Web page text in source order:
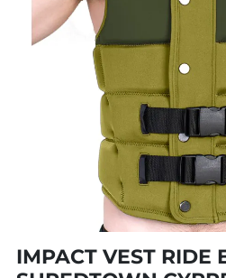
IMPACT VEST RIDE